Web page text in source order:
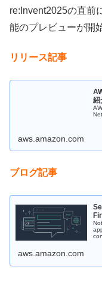
re:Invent2025の直前
能のプレビューが開
リリース記事
紹
aws.amazon.com
ブログ記事
aws.amazon.com